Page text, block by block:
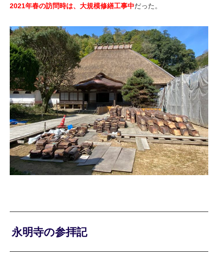
2021年春の訪問時は、大規模修繕工事中だった。
永明寺の参拝記